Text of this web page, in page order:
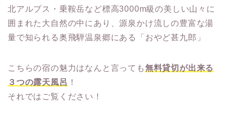
北アルプス・乗鞍岳など標高3000m級の美しい山々に
囲まれた大自然の中にあり、源泉かけ流しの豊富な湯
量で知られる奥飛騨温泉郷にある「おやど甚九郎」
こちらの宿の魅力はなんと言っても無料貸切が出来る
３つの露天風呂 ！
それではご覧ください！